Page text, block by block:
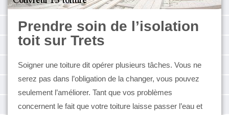
Prendre soin de l’isolation
toit sur Trets
Soigner une toiture dit opérer plusieurs tâches. Vous ne
serez pas dans l’obligation de la changer, vous pouvez
seulement l’améliorer. Tant que vos problèmes
concernent le fait que votre toiture laisse passer l’eau et